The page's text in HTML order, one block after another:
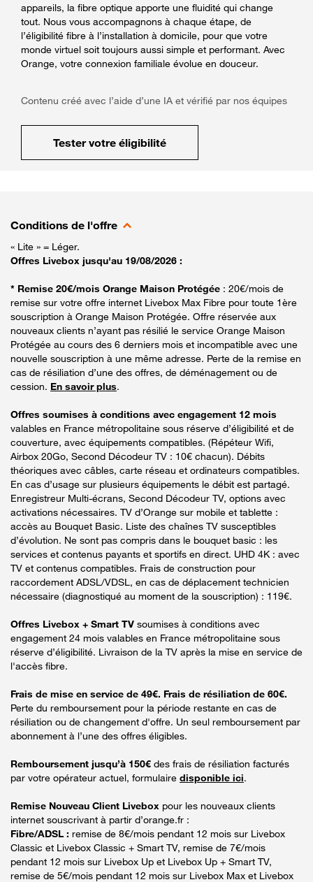
appareils, la fibre optique apporte une fluidité qui change
tout. Nous vous accompagnons à chaque étape, de
l’éligibilité fibre à l’installation à domicile, pour que votre
monde virtuel soit toujours aussi simple et performant. Avec
Orange, votre connexion familiale évolue en douceur.
Contenu créé avec l’aide d’une IA et vérifié par nos équipes
Tester votre éligibilité
Conditions de l'offre
« Lite » = Léger.
Offres Livebox jusqu'au 19/08/2026 :
* Remise 20€/mois Orange Maison Protégée : 20€/mois de
remise sur votre offre internet Livebox Max Fibre pour toute 1ère
souscription à Orange Maison Protégée. Offre réservée aux
nouveaux clients n’ayant pas résilié le service Orange Maison
Protégée au cours des 6 derniers mois et incompatible avec une
nouvelle souscription à une même adresse. Perte de la remise en
cas de résiliation d’une des offres, de déménagement ou de
cession. En savoir plus.
Offres soumises à conditions avec engagement 12 mois
valables en France métropolitaine sous réserve d’éligibilité et de
couverture, avec équipements compatibles. (Répéteur Wifi,
Airbox 20Go, Second Décodeur TV : 10€ chacun). Débits
théoriques avec câbles, carte réseau et ordinateurs compatibles.
En cas d’usage sur plusieurs équipements le débit est partagé.
Enregistreur Multi-écrans, Second Décodeur TV, options avec
activations nécessaires. TV d’Orange sur mobile et tablette :
accès au Bouquet Basic. Liste des chaînes TV susceptibles
d’évolution. Ne sont pas compris dans le bouquet basic : les
services et contenus payants et sportifs en direct. UHD 4K : avec
TV et contenus compatibles. Frais de construction pour
raccordement ADSL/VDSL, en cas de déplacement technicien
nécessaire (diagnostiqué au moment de la souscription) : 119€.
Offres Livebox + Smart TV soumises à conditions avec
engagement 24 mois valables en France métropolitaine sous
réserve d’éligibilité. Livraison de la TV après la mise en service de
l'accès fibre.
Frais de mise en service de 49€. Frais de résiliation de 60€.
Perte du remboursement pour la période restante en cas de
résiliation ou de changement d'offre. Un seul remboursement par
abonnement à l’une des offres éligibles.
Remboursement jusqu’à 150€ des frais de résiliation facturés
par votre opérateur actuel, formulaire disponible ici.
Remise Nouveau Client Livebox pour les nouveaux clients
internet souscrivant à partir d’orange.fr :
Fibre/ADSL : remise de 8€/mois pendant 12 mois sur Livebox
Classic et Livebox Classic + Smart TV, remise de 7€/mois
pendant 12 mois sur Livebox Up et Livebox Up + Smart TV,
remise de 5€/mois pendant 12 mois sur Livebox Max et Livebox